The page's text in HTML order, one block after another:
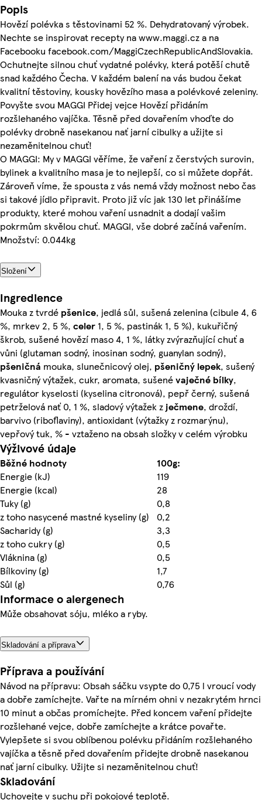
Popis
Hovězí polévka s těstovinami 52 %. Dehydratovaný výrobek.
Nechte se inspirovat recepty na www.maggi.cz a na
Facebooku facebook.com/MaggiCzechRepublicAndSlovakia.
Ochutnejte silnou chuť vydatné polévky, která potěší chutě
snad každého Čecha. V každém balení na vás budou čekat
kvalitní těstoviny, kousky hovězího masa a polévkové zeleniny.
Povyšte svou MAGGI Přidej vejce Hovězí přidáním
rozšlehaného vajíčka. Těsně před dovařením vhoďte do
polévky drobně nasekanou nať jarní cibulky a užijte si
nezaměnitelnou chuť!
O MAGGI: My v MAGGI věříme, že vaření z čerstvých surovin,
bylinek a kvalitního masa je to nejlepší, co si můžete dopřát.
Zároveň víme, že spousta z vás nemá vždy možnost nebo čas
si takové jídlo připravit. Proto již víc jak 130 let přinášíme
produkty, které mohou vaření usnadnit a dodají vašim
pokrmům skvělou chuť. MAGGI, vše dobré začíná vařením.
Množství: 0.044kg
Složení
Ingredience
Mouka z tvrdé pšenice, jedlá sůl, sušená zelenina (cibule 4, 6
%, mrkev 2, 5 %, celer 1, 5 %, pastinák 1, 5 %), kukuřičný
škrob, sušené hovězí maso 4, 1 %, látky zvýrazňující chuť a
vůni (glutaman sodný, inosinan sodný, guanylan sodný),
pšeničná mouka, slunečnicový olej, pšeničný lepek, sušený
kvasničný výtažek, cukr, aromata, sušenévaječné bílky,
regulátor kyselosti (kyselina citronová), pepř černý, sušená
petrželová nať 0, 1 %, sladový výtažek z ječmene, droždí,
barvivo (riboflaviny), antioxidant (výtažky z rozmarýnu),
vepřový tuk, % - vztaženo na obsah složky v celém výrobku
Výživové údaje
Běžné hodnoty
100g:
Energie (kJ)
119
Energie (kcal)
28
Tuky (g)
0,8
z toho nasycené mastné kyseliny (g)
0,2
Sacharidy (g)
3,3
z toho cukry (g)
0,5
Vláknina (g)
0,5
Bílkoviny (g)
1,7
Sůl (g)
0,76
Informace o alergenech
Může obsahovat sóju, mléko a ryby.
Skladování a příprava
Příprava a používání
Návod na přípravu: Obsah sáčku vsypte do 0,75 l vroucí vody
a dobře zamíchejte. Vařte na mírném ohni v nezakrytém hrnci
10 minut a občas promíchejte. Před koncem vaření přidejte
rozšlehané vejce, dobře zamíchejte a krátce povařte.
Vylepšete si svou oblíbenou polévku přidáním rozšlehaného
vajíčka a těsně před dovařením přidejte drobně nasekanou
nať jarní cibulky. Užijte si nezaměnitelnou chuť!
Skladování
Uchovejte v suchu při pokojové teplotě.